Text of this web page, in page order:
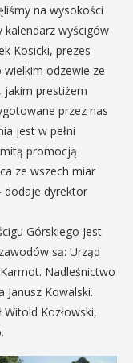
na wysokości
kalendarz wyścigów
Kosicki, prezes
wielkim odzewie ze
jakim prestiżem
przez nas
jest w pełni
promocją
ze wszech miar
dodaje dyrektor
Górskiego jest
są: Urząd
Nadleśnictwo
Janusz Kowalski.
Kozłowski,